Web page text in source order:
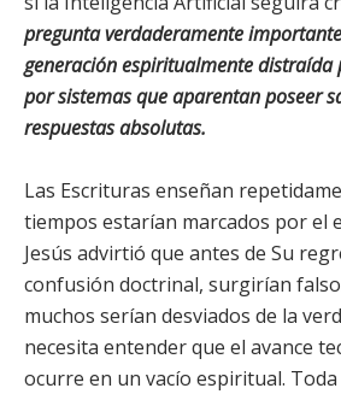
pregunta verdaderamente
generación espiritualmente distraída
por sistemas que aparentan poseer
respuestas absolutas.
Las Escrituras enseñan
tiempos estarían marcados por el
Jesús advirtió que antes de Su
confusión doctrinal, surgirían
muchos serían desviados de la
necesita entender que el avance
ocurre en un vacío espiritual.